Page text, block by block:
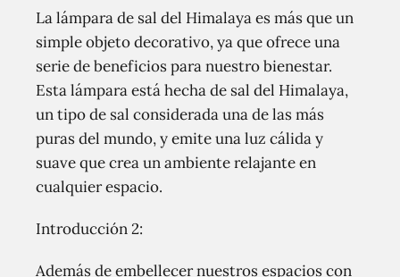
La lámpara de sal del Himalaya es más que un
simple objeto decorativo, ya que ofrece una
serie de beneficios para nuestro bienestar.
Esta lámpara está hecha de sal del Himalaya,
un tipo de sal considerada una de las más
puras del mundo, y emite una luz cálida y
suave que crea un ambiente relajante en
cualquier espacio.
Introducción 2:
Además de embellecer nuestros espacios con